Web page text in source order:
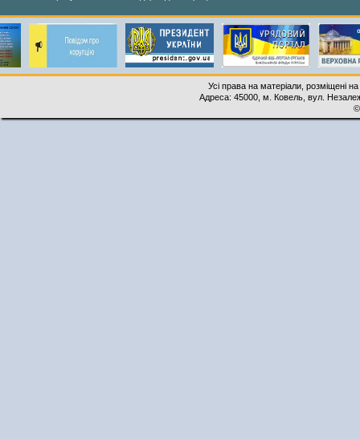
Усі права на матеріали, розміщені
Адреса: 45000, м. Ковель, вул.